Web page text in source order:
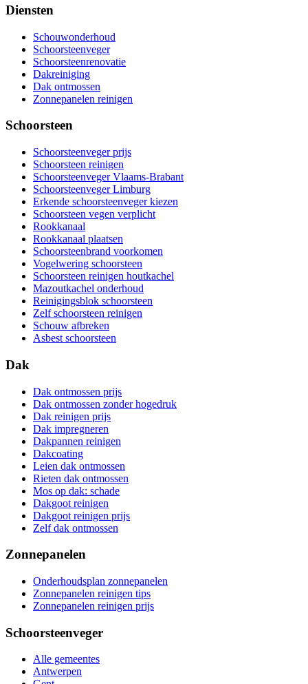
Diensten
Schouwonderhoud
Schoorsteenveger
Schoorsteenrenovatie
Dakreiniging
Dak ontmossen
Zonnepanelen reinigen
Schoorsteen
Schoorsteenveger prijs
Schoorsteen reinigen
Schoorsteenveger Vlaams-Brabant
Schoorsteenveger Limburg
Erkende schoorsteenveger kiezen
Schoorsteen vegen verplicht
Rookkanaal
Rookkanaal plaatsen
Schoorsteenbrand voorkomen
Vogelwering schoorsteen
Schoorsteen reinigen houtkachel
Mazoutkachel onderhoud
Reinigingsblok schoorsteen
Zelf schoorsteen reinigen
Schouw afbreken
Asbest schoorsteen
Dak
Dak ontmossen prijs
Dak ontmossen zonder hogedruk
Dak reinigen prijs
Dak impregneren
Dakpannen reinigen
Dakcoating
Leien dak ontmossen
Rieten dak ontmossen
Mos op dak: schade
Dakgoot reinigen
Dakgoot reinigen prijs
Zelf dak ontmossen
Zonnepanelen
Onderhoudsplan zonnepanelen
Zonnepanelen reinigen tips
Zonnepanelen reinigen prijs
Schoorsteenveger
Alle gemeentes
Antwerpen